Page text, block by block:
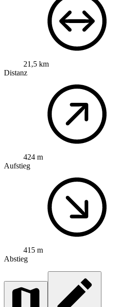
21,5 km
Distanz
424 m
Aufstieg
415 m
Abstieg